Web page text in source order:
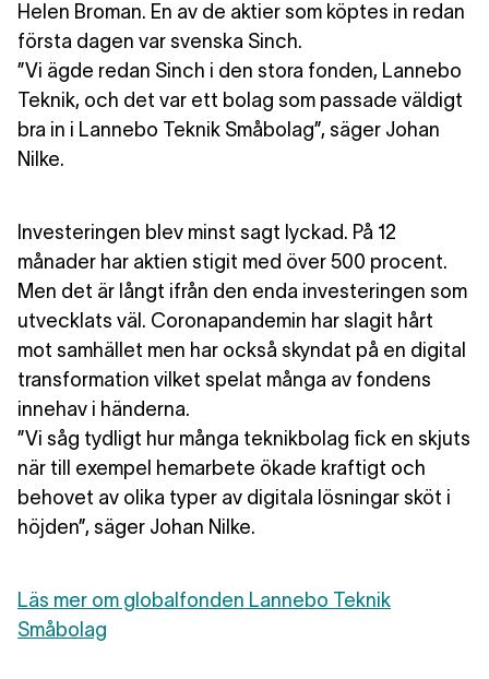
Helen Broman. En av de aktier som köptes in redan
första dagen var svenska Sinch.
”Vi ägde redan Sinch i den stora fonden, Lannebo
Teknik, och det var ett bolag som passade väldigt
bra in i Lannebo Teknik Småbolag”, säger Johan
Nilke.
Investeringen blev minst sagt lyckad. På 12
månader har aktien stigit med över 500 procent.
Men det är långt ifrån den enda investeringen som
utvecklats väl. Coronapandemin har slagit hårt
mot samhället men har också skyndat på en digital
transformation vilket spelat många av fondens
innehav i händerna.
”Vi såg tydligt hur många teknikbolag fick en skjuts
när till exempel hemarbete ökade kraftigt och
behovet av olika typer av digitala lösningar sköt i
höjden”, säger Johan Nilke.
Läs mer om globalfonden Lannebo Teknik
Småbolag